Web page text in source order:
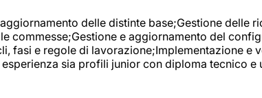
delle distinte base;Gestione delle
commesse;Gestione e aggiornamento del
fasi e regole di lavorazione;Implementazione e
sia profili junior con diploma tecnico e